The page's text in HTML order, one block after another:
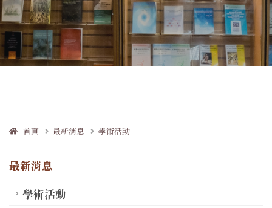
首頁 最新消息 學術活動
最新消息
學術活動